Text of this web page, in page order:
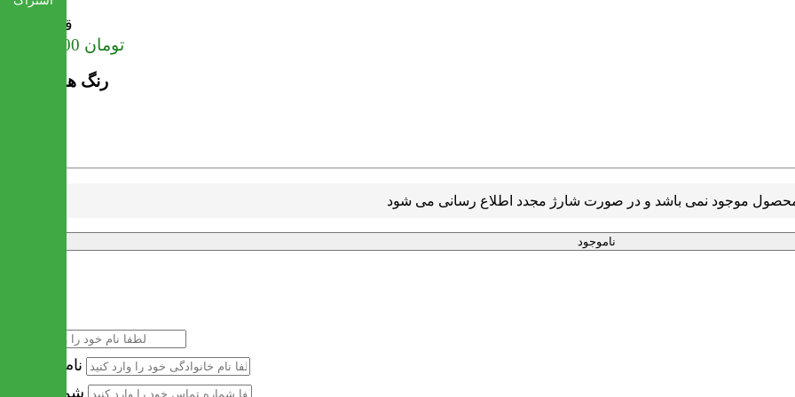
قیمت
24,750,000 تومان
رنگ های موجود
ناموجود
نام خانوادگی
شماره تماس